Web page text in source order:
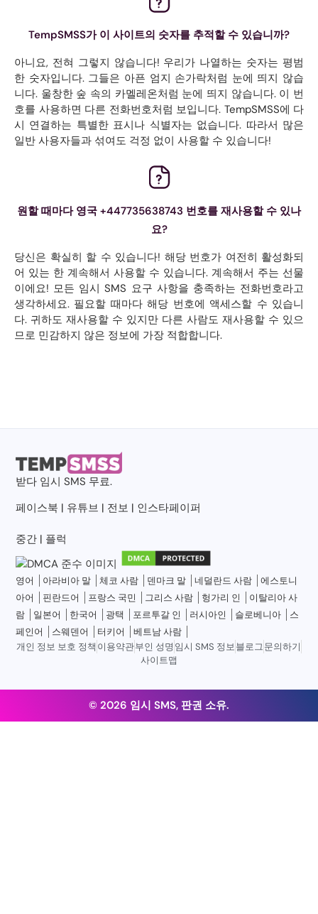
TempSMSS가 이 사이트의 숫자를 추적할 수 있습니까?
아니요, 전혀 그렇지 않습니다! 우리가 나열하는 숫자는 평범
한 숫자입니다. 그들은 아픈 엄지 손가락처럼 눈에 띄지 않습
니다. 울창한 숲 속의 카멜레온처럼 눈에 띄지 않습니다. 이 번
호를 사용하면 다른 전화번호처럼 보입니다. TempSMSS에 다
시 연결하는 특별한 표시나 식별자는 없습니다. 따라서 많은
일반 사용자들과 섞여도 걱정 없이 사용할 수 있습니다!
원할 때마다 영국 +447735638743 번호를 재사용할 수 있나
요?
당신은 확실히 할 수 있습니다! 해당 번호가 여전히 활성화되
어 있는 한 계속해서 사용할 수 있습니다. 계속해서 주는 선물
이에요! 모든 임시 SMS 요구 사항을 충족하는 전화번호라고
생각하세요. 필요할 때마다 해당 번호에 액세스할 수 있습니
다. 귀하도 재사용할 수 있지만 다른 사람도 재사용할 수 있으
므로 민감하지 않은 정보에 가장 적합합니다.
받다 임시 SMS 무료.
페이스북 | 유튜브 | 전보 | 인스타페이퍼
중간 | 플럭
영어 아라비아 말 체코 사람 덴마크 말 네덜란드 사람
에스토니
아어
핀란드어 프랑스 국민 그리스 사람 헝가리 인
이탈리아 사
람
일본어 한국어 광택 포르투갈 인 러시아인 슬로베니아
스
페인어
스웨덴어 터키어
베트남 사람
개인 정보 보호 정책 이용약관부인 성명 임시 SMS 정보블로그문의하기
사이트맵
© 2026 임시 SMS, 판권 소유.